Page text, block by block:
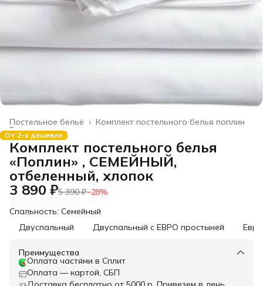
Комплект постельного белья поплин
Постельное бельё ›
Главная ›
От 2-х дешевле
Комплект постельного белья
«Поплин» , СЕМЕЙНЫЙ,
отбеленный, хлопок
3 890 ₽5 390 ₽−28%
Спальность: Семейный
Двуспальный
Двуспальный с ЕВРО простыней Евро
Преимущества
Оплата частями в Сплит
Оплата — картой, СБП